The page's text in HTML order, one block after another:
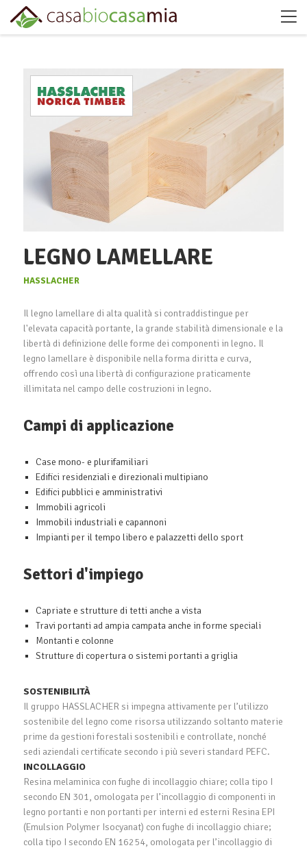
LEGNO LAMELLARE
HASSLACHER
Il legno lamellare di alta qualità si contraddistingue per
l'elevata capacità portante, la grande stabilità dimensionale e la
libertà di definizione delle forme dei componenti in legno. Il
legno lamellare è disponibile nella forma diritta e curva,
offrendo così una libertà di configurazione praticamente
illimitata nel campo delle costruzioni in legno.
Campi di applicazione
Case mono- e plurifamiliari
Edifici residenziali e direzionali multipiano
Edifici pubblici e amministrativi
Immobili agricoli
Immobili industriali e capannoni
Impianti per il tempo libero e palazzetti dello sport
Settori d'impiego
Capriate e strutture di tetti anche a vista
Travi portanti ad ampia campata anche in forme speciali
Montanti e colonne
Strutture di copertura o sistemi portanti a griglia
SOSTENIBILITÀ
Il gruppo HASSLACHER si impegna attivamente per l’utilizzo
sostenibile del legno come risorsa utilizzando soltanto materie
prime da gestioni forestali sostenibili e controllate, nonché
sedi aziendali certificate secondo i più severi standard PEFC.
INCOLLAGGIO
Resina melaminica con fughe di incollaggio chiare; colla tipo I
secondo EN 301, omologata per l’incollaggio di componenti in
legno portanti e non portanti per interni ed esterni Resina EPI
(Emulsion Polymer Isocyanat) con fughe di incollaggio chiare;
colla tipo I secondo EN 16254, omologata per l’incollaggio di